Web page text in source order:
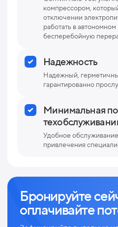
компрессором,
отключении
работать в
бесперебойную
Надежность
Надежный,
гарантированно
Минимальная
Удобное
привлечения
Бронируйте
оплачивайте